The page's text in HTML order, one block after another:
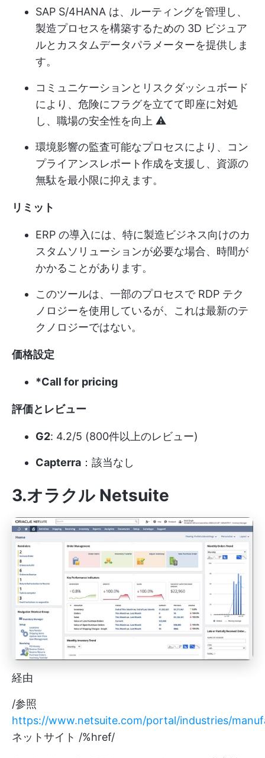
SAP S/4HANA は、ルーティングを管理し、
製造プロセスを構築するための 3D ビジュア
ルとカスタムデータパラメーターを提供しま
す。
コミュニケーションとリスクダッシュボード
により、危険にフラグを立てて即座に対処
し、職場の安全性を向上 ⚠️
環境影響の監査可能なプロセスにより、コン
プライアンスレポート作成を支援し、資源の
無駄を最小限に抑えます。
リミット
ERP の導入には、特に製造ビジネス向けのカ
スタムソリューションが必要な場合、時間が
かかることがあります。
このツールは、一部のプロセスで RDP テク
ノロジーを使用しているが、これは最新のテ
クノロジーではない。
価格設定
*Call for pricing
評価とレビュー
G2: 4.2/5 (800件以上のレビュー)
Capterra ：該当なし
3.オラクル Netsuite
経由
/参照
https://www.netsuite.com/portal/industries/
ネットサイト /%href/